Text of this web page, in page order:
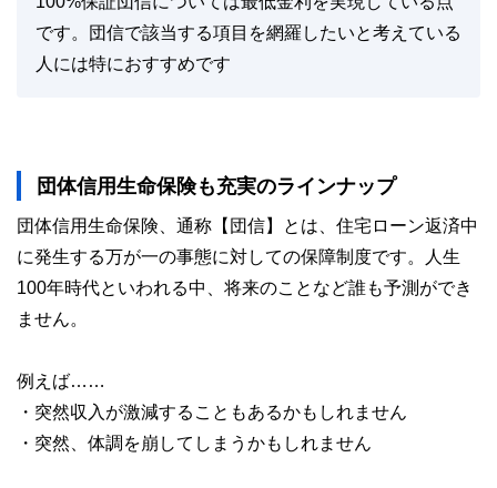
です。団信で該当する項目を網羅したいと考えている
人には特におすすめです
団体信用生命保険も充実のラインナップ
団体信用生命保険、通称【団信】とは、住宅ローン返済中
に発生する万が一の事態に対しての保障制度です。人生
100年時代といわれる中、将来のことなど誰も予測ができ
ません。
例えば……
・突然収入が激減することもあるかもしれません
・突然、体調を崩してしまうかもしれません